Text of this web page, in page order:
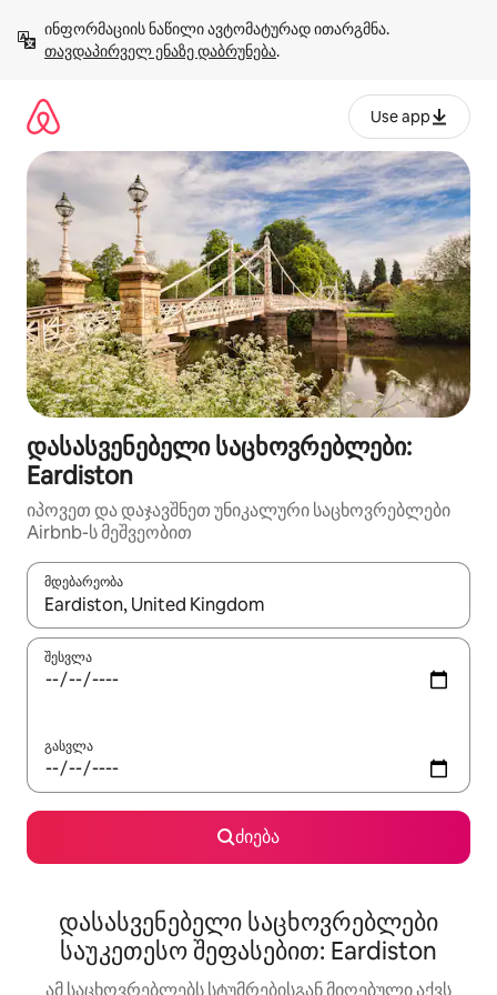
გადასვლა
თავდაპირველ ენაზე დაბრუნება.
Use app
დასასვენებელი საცხოვრებლები:
Eardiston
იპოვეთ და დაჯავშნეთ უნიკალური საცხოვრებლები
Airbnb-ს მეშვეობით
მდებარეობა
როცა შედეგები ხელმისაწვდომი გახდება, ნავიგაციისთვის
შესვლა
გასვლა
ძიება
დასასვენებელი საცხოვრებლები
საუკეთესო შეფასებით: Eardiston
ამ საცხოვრებლებს სტუმრებისგან მიღებული აქვს